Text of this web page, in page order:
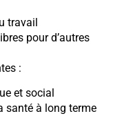
travail
pour d’autres
:
et social
santé à long terme